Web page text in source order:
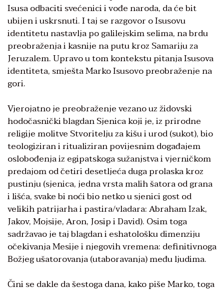
Isusa odbaciti svećenici i vođe naroda, da će bit
ubijen i uskrsnuti. I taj se razgovor o Isusovu
identitetu nastavlja po galilejskim selima, na brdu
preobraženja i kasnije na putu kroz Samariju za
Jeruzalem. Upravo u tom kontekstu pitanja Isusova
identiteta, smješta Marko Isusovo preobraženje na
gori.
Vjerojatno je preobraženje vezano uz židovski
hodočasnički blagdan Sjenica koji je, iz prirodne
religije molitve Stvoritelju za kišu i urod (sukot), bio
teologiziran i ritualiziran povijesnim događajem
oslobođenja iz egipatskoga sužanjstva i vjerničkom
predajom od četiri desetljeća duga prolaska kroz
pustinju (sjenica, jedna vrsta malih šatora od grana
i lišća, svake bi noći bio netko u sjenici gost od
velikih patrijarha i pastira/vladara: Abraham Izak,
Jakov, Mojsije, Aron, Josip i David). Osim toga
sadržavao je taj blagdan i eshatološku dimenziju
očekivanja Mesije i njegovih vremena: definitivnoga
Božjeg ušatorovanja (utaboravanja) među ljudima.
Čini se dakle da šestoga dana, kako piše Marko, toga